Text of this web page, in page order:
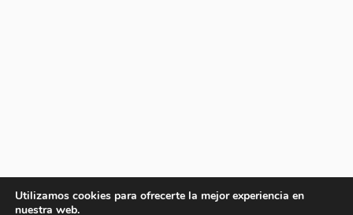
Utilizamos cookies para ofrecerte la mejor experiencia en
nuestra web.